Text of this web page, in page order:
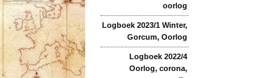
oorlog
Logboek 2023/1 Winter,
Gorcum, Oorlog
Logboek 2022/4
Oorlog, corona,